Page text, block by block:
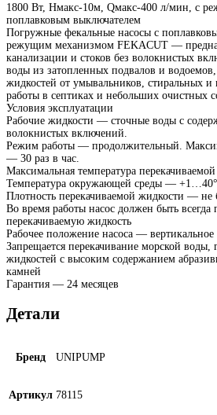
1800 Вт, Нмакс-10м, Qмакс-400 л/мин, с
поплавковым выключателем
Погружные фекальные насосы с
режущим механизмом FEKACUT —
канализации и стоков без волокнистых
воды из затопленных подвалов и
жидкостей от умывальников, стиральных
работы в септиках и небольших очистных
Условия эксплуатации
Рабочие жидкости — сточные воды с
волокнистых включений.
Режим работы — продолжительный.
— 30 раз в час.
Максимальная температура
Температура окружающей среды —
Плотность перекачиваемой жидкости — не
Во время работы насос должен быть всегда
перекачиваемую жидкость
Рабочее положение насоса — вертикальное
Запрещается перекачивание морской воды,
жидкостей с высоким содержанием
камней
Гарантия — 24 месяцев
Детали
Бренд UNIPUMP
Артикул 78115